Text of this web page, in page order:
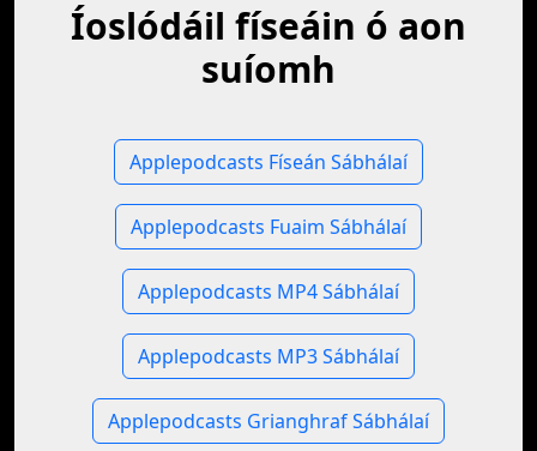
Íoslódáil físeáin ó aon
suíomh
Applepodcasts Físeán Sábhálaí
Applepodcasts Fuaim Sábhálaí
Applepodcasts MP4 Sábhálaí
Applepodcasts MP3 Sábhálaí
Applepodcasts Grianghraf Sábhálaí